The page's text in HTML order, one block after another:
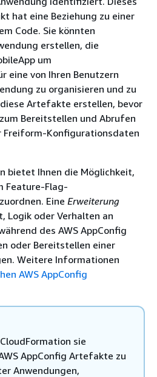
hat eine Beziehung zu einer
Code. Sie könnten
erstellen, die
um
eine von Ihren Benutzern
zu organisieren und zu
Artefakte erstellen, bevor
Bereitstellen und Abrufen
Freiform-Konfigurationsdaten
bietet Ihnen die Möglichkeit,
Feature-Flag-
Eine Erweiterung
Logik oder Verhalten an
des AWS AppConfig
oder Bereitstellen einer
Weitere Informationen
AWS AppConfig
sie
AppConfig Artefakte zu
Anwendungen,